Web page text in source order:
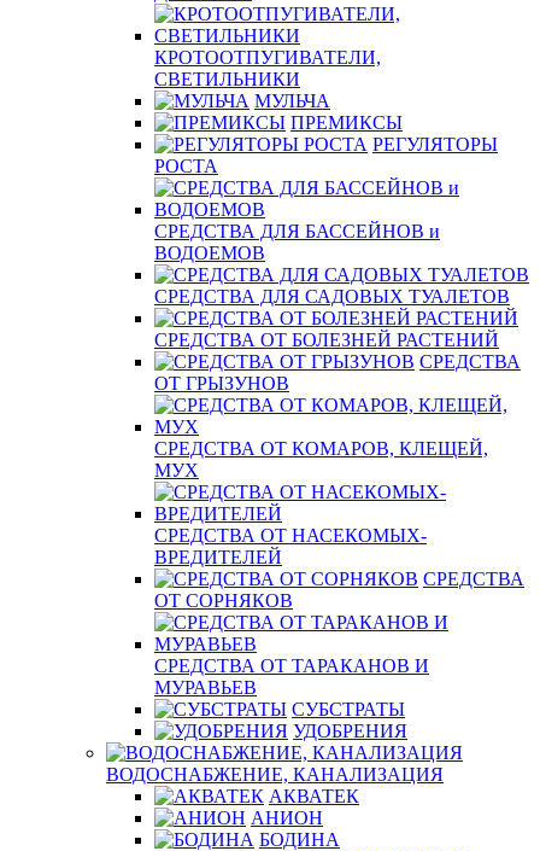
КРОТООТПУГИВАТЕЛИ,
СВЕТИЛЬНИКИ
МУЛЬЧА
ПРЕМИКСЫ
РЕГУЛЯТОРЫ
РОСТА
СРЕДСТВА ДЛЯ БАССЕЙНОВ и
ВОДОЕМОВ
СРЕДСТВА ДЛЯ САДОВЫХ ТУАЛЕТОВ
СРЕДСТВА ОТ БОЛЕЗНЕЙ РАСТЕНИЙ
СРЕДСТВА
ОТ ГРЫЗУНОВ
СРЕДСТВА ОТ КОМАРОВ, КЛЕЩЕЙ,
МУХ
СРЕДСТВА ОТ НАСЕКОМЫХ-
ВРЕДИТЕЛЕЙ
СРЕДСТВА
ОТ СОРНЯКОВ
СРЕДСТВА ОТ ТАРАКАНОВ И
МУРАВЬЕВ
СУБСТРАТЫ
УДОБРЕНИЯ
ВОДОСНАБЖЕНИЕ, КАНАЛИЗАЦИЯ
АКВАТЕК
АНИОН
БОДИНА